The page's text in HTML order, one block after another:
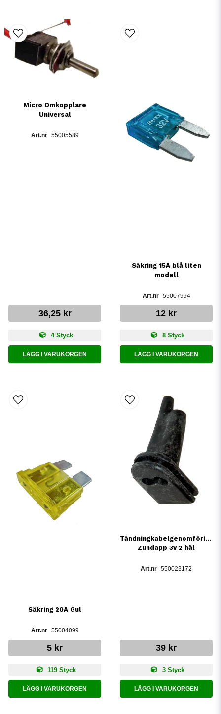
Micro Omkopplare
Universal
55005589
36,25 kr
4 Styck
LÄGG I VARUKORGEN
Säkring 15A blå liten
modell
55007994
12 kr
8 Styck
LÄGG I VARUKORGEN
Säkring 20A Gul
55004099
5 kr
119 Styck
LÄGG I VARUKORGEN
Tändningkabelgenomföring
Zundapp 3v 2 hål
550023172
39 kr
3 Styck
LÄGG I VARUKORGEN